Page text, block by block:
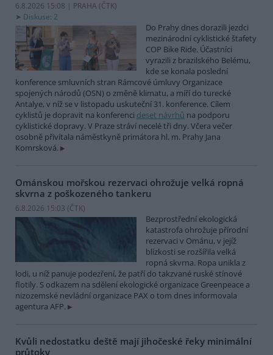
6.8.2026 15:08 | PRAHA (ČTK)
Diskuse: 2
Do Prahy dnes dorazili jezdci
mezinárodní cyklistické štafety
COP Bike Ride. Účastníci
vyrazili z brazilského Belému,
kde se konala poslední
konference smluvních stran Rámcové úmluvy Organizace
spojených národů (OSN) o změně klimatu, a míří do turecké
Antalye, v níž se v listopadu uskuteční 31. konference. Cílem
cyklistů je dopravit na konferenci deset návrhů na podporu
cyklistické dopravy. V Praze stráví necelé tři dny. Včera večer
osobně přivítala náměstkyně primátora hl. m. Prahy Jana
Komrsková.
Ománskou mořskou rezervaci ohrožuje velká ropná
skvrna z poškozeného tankeru
6.8.2026 15:03 (ČTK)
Bezprostřední ekologická
katastrofa ohrožuje přírodní
rezervaci v Ománu, v jejíž
blízkosti se rozšířila velká
ropná skvrna. Ropa unikla z
lodi, u níž panuje podezření, že patří do takzvané ruské stínové
flotily. S odkazem na sdělení ekologické organizace Greenpeace a
nizozemské nevládní organizace PAX o tom dnes informovala
agentura AFP.
Kvůli nedostatku deště mají jihočeské řeky minimální
průtoky